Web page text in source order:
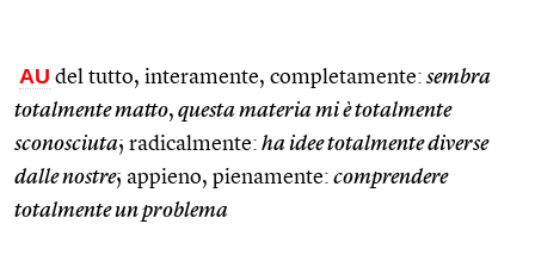
AU del tutto, interamente, completamente: sembra
totalmente matto, questa materia mi è totalmente
sconosciuta; radicalmente: ha idee totalmente diverse
dalle nostre; appieno, pienamente: comprendere
totalmente un problema